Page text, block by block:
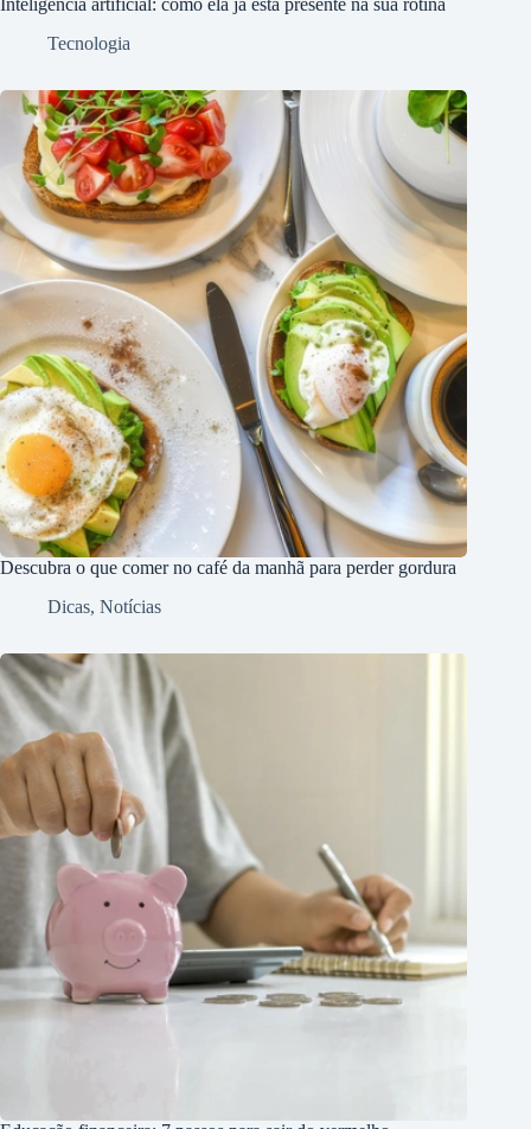
Tecnologia
Descubra o que comer no café da manhã para perder gordura
Dicas, Notícias